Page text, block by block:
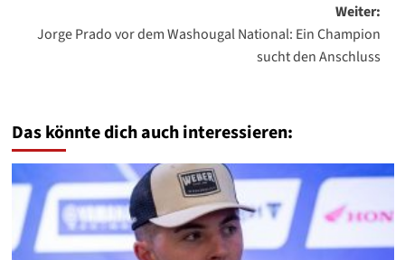
Weiter:
Jorge Prado vor dem Washougal National: Ein Champion
sucht den Anschluss
Das könnte dich auch interessieren: